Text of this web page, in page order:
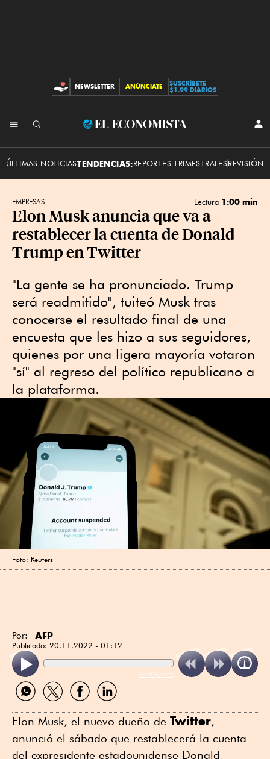
CONTRIBUCIONES
NEWSLETTER ANÚNCIATE
SUSCRÍBETE
$1.99 DIARIOS
El
ÚLTIMAS NOTICIASTENDENCIAS:REPORTES TRIMESTRALESREVISIÓN
EMPRESAS Lectura 1:00 min
Elon Musk anuncia que va a
restablecer la cuenta de Donald
Trump en Twitter
"La gente se ha pronunciado. Trump
será readmitido", tuiteó Musk tras
conocerse el resultado final de una
encuesta que les hizo a sus seguidores,
quienes por una ligera mayoría votaron
"sí" al regreso del político republicano a
la plataforma.
Foto: Reuters
Por: AFP
Publicado: 20.11.2022 - 01:12
ReadSpeaker
Compartir
por
Compartir
por
Compartir
por
Compartir
por
Elon Musk, el nuevo dueño de Twitter,
anunció el sábado que restablecerá la cuenta
del expresidente estadounidense Donald